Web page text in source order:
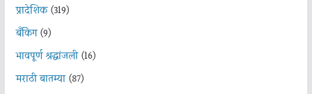
प्रादेशिक(319)
बँकिंग(9)
भावपूर्ण श्रद्धांजली(16)
मराठी बातम्या(87)